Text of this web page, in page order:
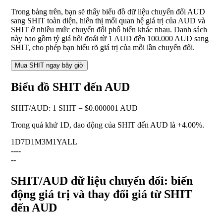
Trong bảng trên, bạn sẽ thấy biểu đồ dữ liệu chuyển đổi AUD
sang SHIT toàn diện, hiển thị mối quan hệ giá trị của AUD và
SHIT ở nhiều mức chuyển đổi phổ biến khác nhau. Danh sách
này bao gồm tỷ giá hối đoái từ 1 AUD đến 100.000 AUD sang
SHIT, cho phép bạn hiểu rõ giá trị của mỗi lần chuyển đổi.
Mua SHIT ngay bây giờ
Biểu đồ SHIT đến AUD
SHIT/AUD: 1 SHIT = $0.000001 AUD
Trong quá khứ 1D, dao động của SHIT đến AUD là +4.00%.
1D7D1M3M1YALL
----
--
SHIT/AUD dữ liệu chuyển đổi: biến
động giá trị và thay đổi giá từ SHIT
đến AUD